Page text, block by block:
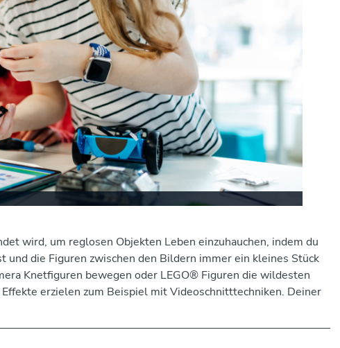
wird, um reglosen Objekten Leben einzuhauchen, indem du
und die Figuren zwischen den Bildern immer ein kleines Stück
Knetfiguren bewegen oder LEGO® Figuren die wildesten
erzielen zum Beispiel mit Videoschnitttechniken. Deiner